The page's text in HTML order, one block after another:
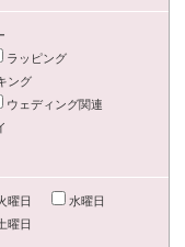
ラッピング
ング
ウェディング関連
曜日
水曜日
曜日